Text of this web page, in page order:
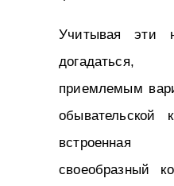
Учитывая эти
приемлемым
обывательской
своеобразный